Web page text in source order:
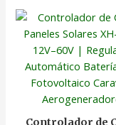
Controlador de